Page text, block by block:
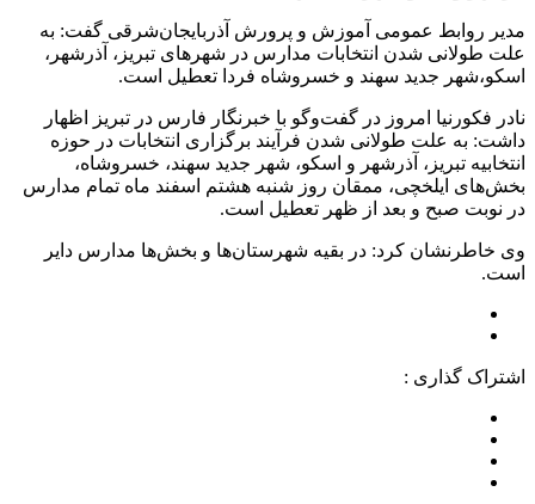
مدیر روابط عمومی آموزش و پرورش آذربایجان‌شرقی گفت: به
علت طولانی شدن انتخابات مدارس در شهرهای تبریز، آذرشهر،
اسکو،شهر جدید سهند و خسروشاه فردا تعطیل است.
نادر فکورنیا امروز در گفت‌وگو با خبرنگار فارس در تبریز اظهار
داشت: به علت طولانی شدن فرآیند برگزاری انتخابات در حوزه
انتخابیه تبریز، آذرشهر و اسکو، شهر جدید سهند، خسروشاه،
بخش‌های ایلخچی، ممقان روز شنبه هشتم اسفند ماه تمام مدارس
در نوبت صبح و بعد از ظهر تعطیل است.
وی خاطرنشان کرد: در بقیه شهرستان‌ها و بخش‌ها مدارس دایر
است.
اشتراک گذاری :